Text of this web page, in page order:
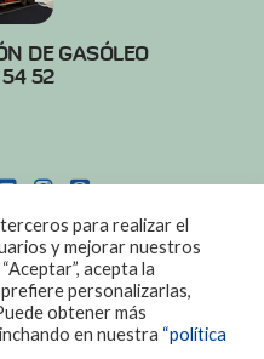
DE GASÓLEO
52
|AVISO LEGAL
SISTEMAS
para realizar el
y mejorar nuestros
acepta la
personalizarlas,
obtener más
en nuestra “política